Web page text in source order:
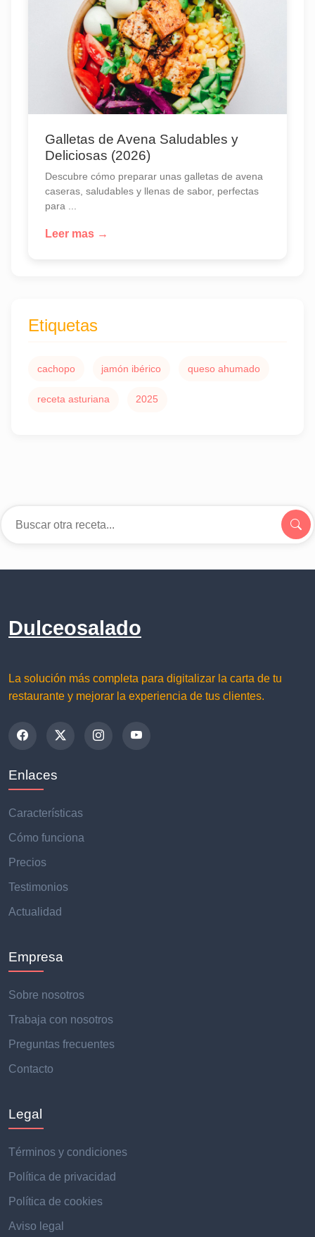
Galletas de Avena Saludables y
Deliciosas (2026)
Descubre cómo preparar unas galletas de avena
caseras, saludables y llenas de sabor, perfectas
para ...
Leer mas →
Etiquetas
cachopo jamón ibérico queso ahumado
receta asturiana 2025
Dulceosalado
La solución más completa para digitalizar la carta de tu
restaurante y mejorar la experiencia de tus clientes.
Enlaces
Características
Cómo funciona
Precios
Testimonios
Actualidad
Empresa
Sobre nosotros
Trabaja con nosotros
Preguntas frecuentes
Contacto
Legal
Términos y condiciones
Política de privacidad
Política de cookies
Aviso legal